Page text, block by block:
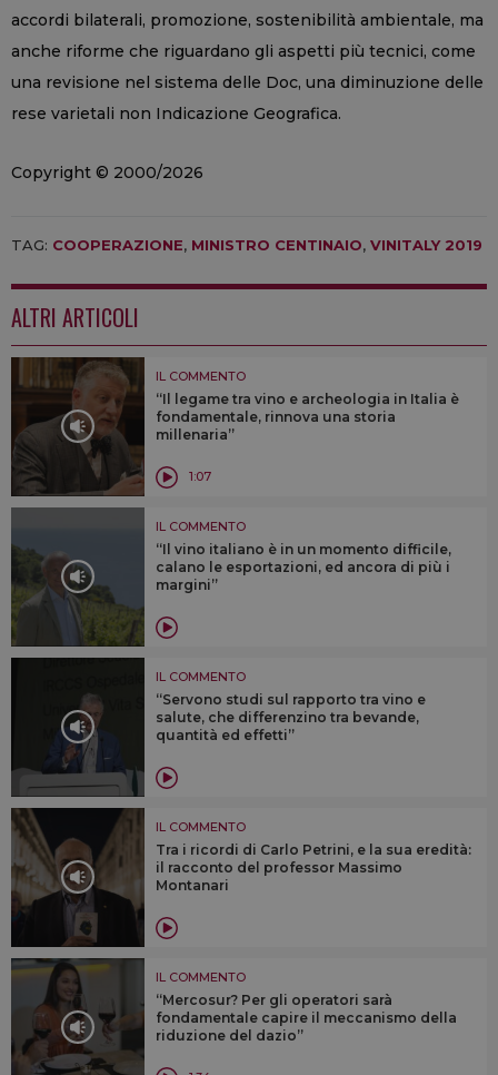
accordi bilaterali, promozione, sostenibilità ambientale, ma
anche riforme che riguardano gli aspetti più tecnici, come
una revisione nel sistema delle Doc, una diminuzione delle
rese varietali non Indicazione Geografica.
Copyright © 2000/2026
TAG: COOPERAZIONE, MINISTRO CENTINAIO, VINITALY 2019
ALTRI ARTICOLI
IL COMMENTO
“Il legame tra vino e archeologia in Italia è
fondamentale, rinnova una storia
millenaria”
1:07
IL COMMENTO
“Il vino italiano è in un momento difficile,
calano le esportazioni, ed ancora di più i
margini”
IL COMMENTO
“Servono studi sul rapporto tra vino e
salute, che differenzino tra bevande,
quantità ed effetti”
IL COMMENTO
Tra i ricordi di Carlo Petrini, e la sua eredità:
il racconto del professor Massimo
Montanari
IL COMMENTO
“Mercosur? Per gli operatori sarà
fondamentale capire il meccanismo della
riduzione del dazio”